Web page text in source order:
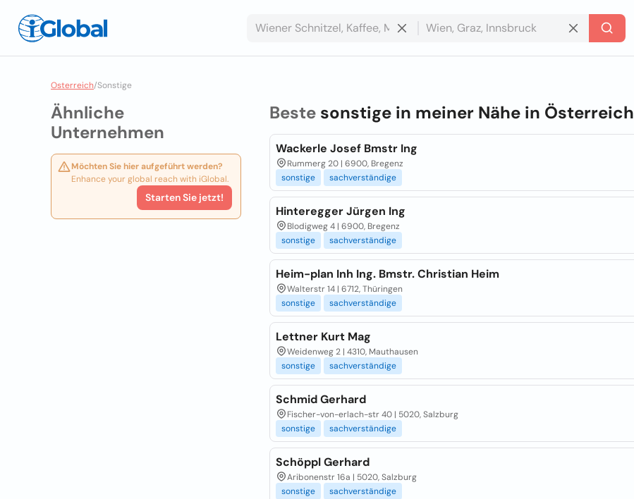
Osterreich/Sonstige
Ähnliche
Unternehmen
Möchten Sie hier aufgeführt werden?
Enhance your global reach with iGlobal.
Starten Sie jetzt!
Beste sonstige in meiner Nähe in Österreich
Wackerle Josef Bmstr Ing
Rummerg 20 | 6900, Bregenz
sonstige
sachverständige
Hinteregger Jürgen Ing
Blodigweg 4 | 6900, Bregenz
sonstige
sachverständige
Heim-plan Inh Ing. Bmstr. Christian Heim
Walterstr 14 | 6712, Thüringen
sonstige
sachverständige
Lettner Kurt Mag
Weidenweg 2 | 4310, Mauthausen
sonstige
sachverständige
Schmid Gerhard
Fischer-von-erlach-str 40 | 5020, Salzburg
sonstige
sachverständige
Schöppl Gerhard
Aribonenstr 16a | 5020, Salzburg
sonstige
sachverständige